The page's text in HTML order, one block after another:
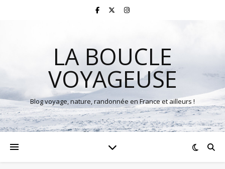
LA BOUCLE
VOYAGEUSE
Blog voyage, nature, randonnée en France et ailleurs !